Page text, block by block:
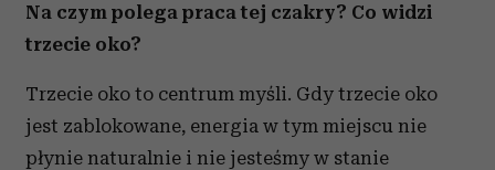
Na czym polega praca tej czakry? Co widzi
trzecie oko?
Trzecie oko to centrum myśli. Gdy trzecie oko
jest zablokowane, energia w tym miejscu nie
płynie naturalnie i nie jesteśmy w stanie